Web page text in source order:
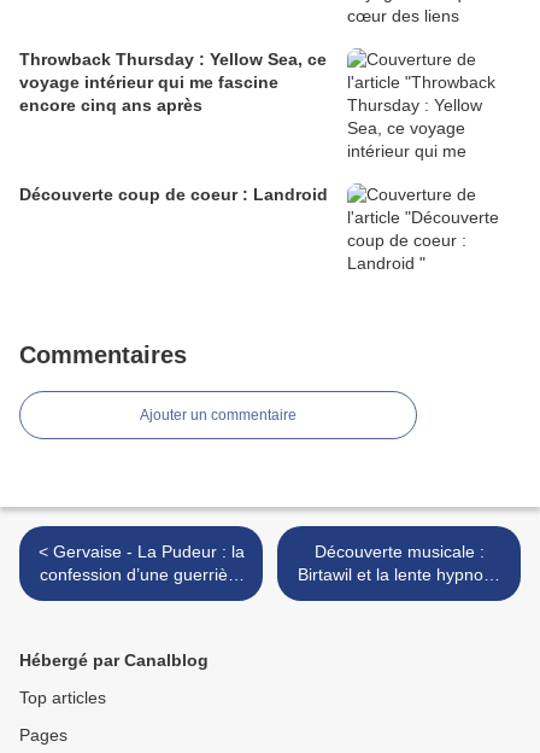
Throwback Thursday : Yellow Sea, ce
voyage intérieur qui me fascine
encore cinq ans après
Découverte coup de coeur : Landroid
Commentaires
Ajouter un commentaire
< Gervaise - La Pudeur : la
confession d’une guerrière
fragile
Découverte musicale :
Birtawil et la lente hypnose
de Sento >
Hébergé par Canalblog
Top articles
Pages